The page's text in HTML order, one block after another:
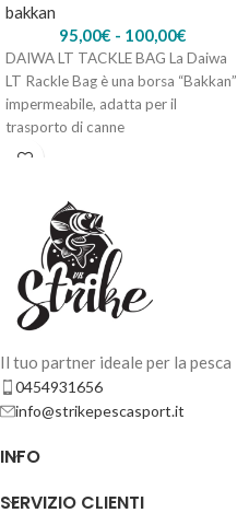
bakkan
95,00€ - 100,00€
DAIWA LT TACKLE BAG La Daiwa
LT Rackle Bag è una borsa “Bakkan”
impermeabile, adatta per il
trasporto di canne
Il tuo partner ideale per la pesca
0454931656
info@strikepescasport.it
INFO
SERVIZIO CLIENTI